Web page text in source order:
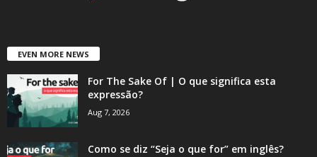
EVEN MORE NEWS
For The Sake Of | O que significa esta
expressão?
Aug 7, 2026
Como se diz “Seja o que for” em inglês?